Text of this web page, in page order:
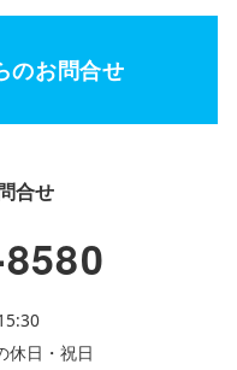
のお問合せ
合せ
休日・祝日